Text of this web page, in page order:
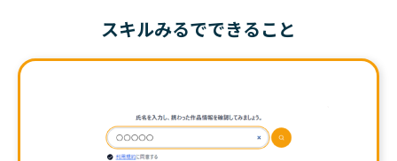
スキルみるでできること